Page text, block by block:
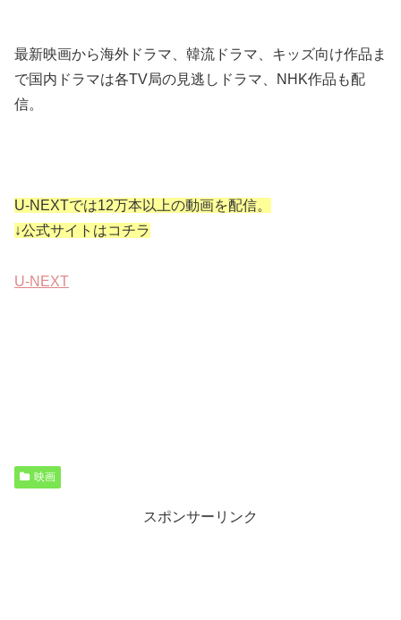
最新映画から海外ドラマ、韓流ドラマ、キッズ向け作品ま
で国内ドラマは各TV局の見逃しドラマ、NHK作品も配
信。
U-NEXTでは12万本以上の動画を配信。
↓公式サイトはコチラ
U-NEXT
映画
スポンサーリンク